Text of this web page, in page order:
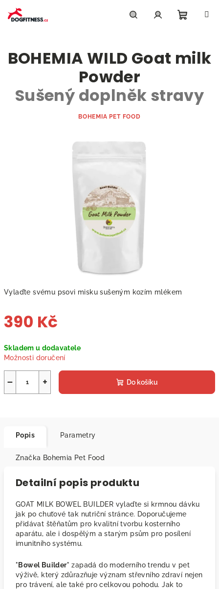
obsah
košík
Vylaďte svému psovi misku sušeným kozím mlékem
390 Kč
cena:
Skladem u dodavatele
Možnosti doručení
+
− Do košíku
BOHEMIA WILD Goat milk
Powder
Sušený doplněk stravy
BOHEMIA PET FOOD
Popis Parametry
Značka Bohemia Pet Food
Detailní popis produktu
GOAT MILK BOWEL BUILDER vylaďte si krmnou dávku
jak po chuťové tak nutriční stránce. Doporučujeme
přidávat štěňatům pro kvalitní tvorbu kosterního
aparátu, ale i dospělým a starým psům pro posílení
imunitního systému.
" Bowel Builder" zapadá do moderního trendu v pet
výživě, který zdůrazňuje význam střevního zdraví nejen
pro trávení, ale také pro celkovou pohodu. Jak to